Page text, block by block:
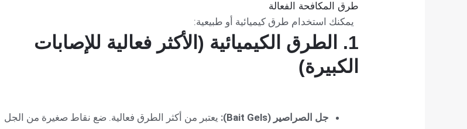
طرق المكافحة الفعالة
يمكنك استخدام طرق كيميائية أو طبيعية:
1. الطرق الكيميائية (الأكثر فعالية للإصابات
الكبيرة)
جل الصراصير (Bait Gels):
يعتبر من أكثر الطرق فعالية. ضع نقاط صغيرة من الجل